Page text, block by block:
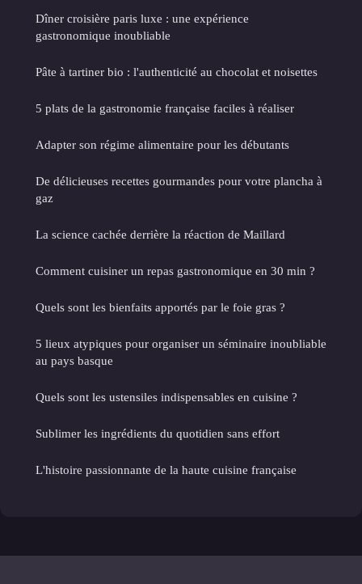
Dîner croisière paris luxe : une expérience
gastronomique inoubliable
Pâte à tartiner bio : l'authenticité au chocolat et noisettes
5 plats de la gastronomie française faciles à réaliser
Adapter son régime alimentaire pour les débutants
De délicieuses recettes gourmandes pour votre plancha à
gaz
La science cachée derrière la réaction de Maillard
Comment cuisiner un repas gastronomique en 30 min ?
Quels sont les bienfaits apportés par le foie gras ?
5 lieux atypiques pour organiser un séminaire inoubliable
au pays basque
Quels sont les ustensiles indispensables en cuisine ?
Sublimer les ingrédients du quotidien sans effort
L'histoire passionnante de la haute cuisine française